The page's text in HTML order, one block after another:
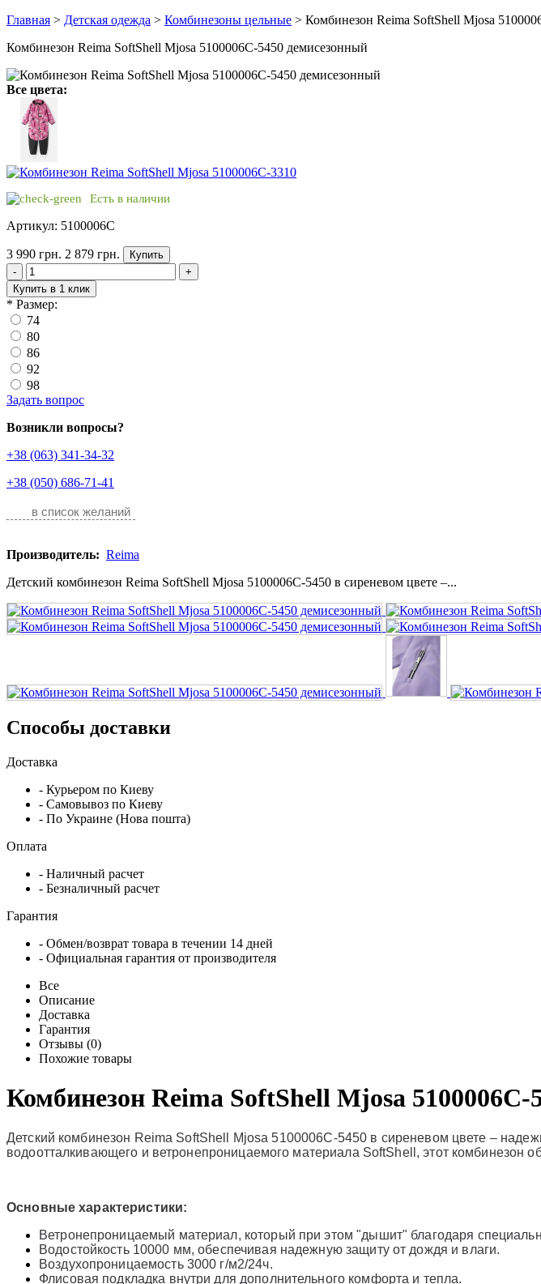
Главная > Детская одежда > Комбинезоны цельные > Комбинезон Reima SoftShell Mjosa
Комбинезон Reima SoftShell Mjosa 5100006C-5450 демисезонный
Все цвета:
Есть в наличии
Артикул: 5100006C
3 990 грн. 2 879 грн.
Купить
-
+
Купить в 1 клик
* Размер:
74
80
86
92
98
Задать вопрос
Возникли вопросы?
+38 (063) 341-34-32
+38 (050) 686-71-41
в список желаний
Производитель: Reima
Детский комбинезон Reima SoftShell Mjosa 5100006C-5450 в сиреневом цвете –...
Способы доставки
Доставка
- Курьером по Киеву
- Самовывоз по Киеву
- По Украине (Нова пошта)
Оплата
- Наличный расчет
- Безналичный расчет
Гарантия
- Обмен/возврат товара в течении 14 дней
- Официальная гарантия от производителя
Все
Описание
Доставка
Гарантия
Отзывы (0)
Похожие товары
Комбинезон Reima SoftShell Mjosa 5100006C-
Детский комбинезон Reima SoftShell Mjosa5100006C-5450 в сиреневом цвете –
водоотталкивающего и ветронепроницаемого материала SoftShell, этот комбинезон
Основные характеристики:
Ветронепроницаемый материал, который при этом "дышит" благодаря
Водостойкость 10000 мм, обеспечивая надежную защиту от дождя и влаги.
Воздухопроницаемость 3000 г/м2/24ч.
Флисовая подкладка внутри для дополнительного комфорта и тепла.